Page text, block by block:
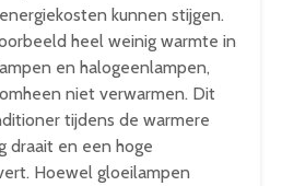
kunnen stijgen.
heel weinig warmte in
en halogeenlampen,
niet verwarmen. Dit
tijdens de warmere
draait en een hoge
Hoewel gloeilampen